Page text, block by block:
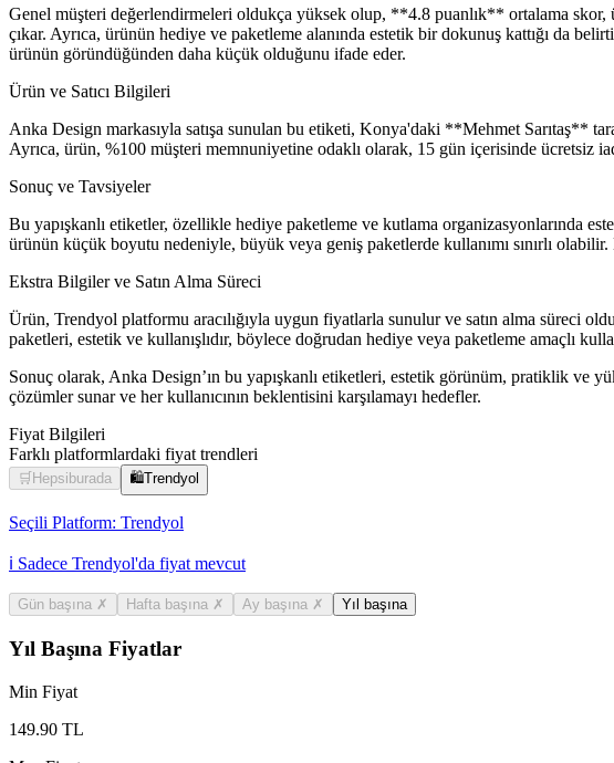
Genel müşteri değerlendirmeleri oldukça yüksek olup, **4.8 puanlık** ortalama
çıkar. Ayrıca, ürünün hediye ve paketleme alanında estetik bir dokunuş kattığı da
ürünün göründüğünden daha küçük olduğunu ifade eder.
Ürün ve Satıcı Bilgileri
Anka Design markasıyla satışa sunulan bu etiketi, Konya'daki **Mehmet Sarıtaş**
Ayrıca, ürün, %100 müşteri memnuniyetine odaklı olarak, 15 gün içerisinde ücretsiz
Sonuç ve Tavsiyeler
Bu yapışkanlı etiketler, özellikle hediye paketleme ve kutlama organizasyonlarında
ürünün küçük boyutu nedeniyle, büyük veya geniş paketlerde kullanımı sınırlı
Ekstra Bilgiler ve Satın Alma Süreci
Ürün, Trendyol platformu aracılığıyla uygun fiyatlarla sunulur ve satın alma süreci
paketleri, estetik ve kullanışlıdır, böylece doğrudan hediye veya paketleme amaçlı
Sonuç olarak, Anka Design’ın bu yapışkanlı etiketleri, estetik görünüm, pratiklik ve
çözümler sunar ve her kullanıcının beklentisini karşılamayı hedefler.
Fiyat Bilgileri
Farklı platformlardaki fiyat trendleri
🛒 Hepsiburada 🛍️Trendyol
Seçili Platform: Trendyol
ℹ️ Sadece Trendyol'da fiyat mevcut
Gün başına ✗ Hafta başına ✗ Ay başına ✗ Yıl başına
Yıl Başına Fiyatlar
Min Fiyat
149.90 TL